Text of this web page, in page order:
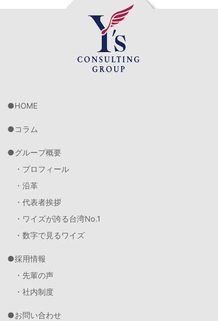
HOME
コラム
グループ概要
・プロフィール
・沿革
・代表者挨拶
・ワイズが誇る台湾No.1
・数字で見るワイズ
採用情報
・先輩の声
・社内制度
お問い合わせ